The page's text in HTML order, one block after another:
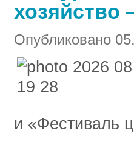
хозяйство
Опубликовано
и «Фестиваль